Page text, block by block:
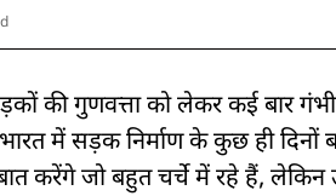
की गुणवत्ता को लेकर कई बार
में सड़क निर्माण के कुछ ही दिनों
करेंगे जो बहुत चर्चे में रहे हैं, लेकिन